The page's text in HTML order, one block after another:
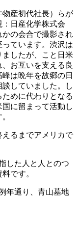
物産初代社長）らが
日産化学株式会
の会合で撮影され
ています。渋沢は
したが、こと日米
お互いを支える良
は晩年を故郷の日
していました。し
めに代わりとなる
に留まって活動し
えるまでアメリカで
した人と人とのつ
です。
年通り、青山墓地